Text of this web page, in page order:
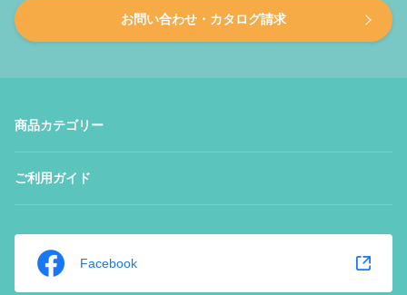
お問い合わせ・カタログ請求
商品カテゴリー
ご利用ガイド
Facebook